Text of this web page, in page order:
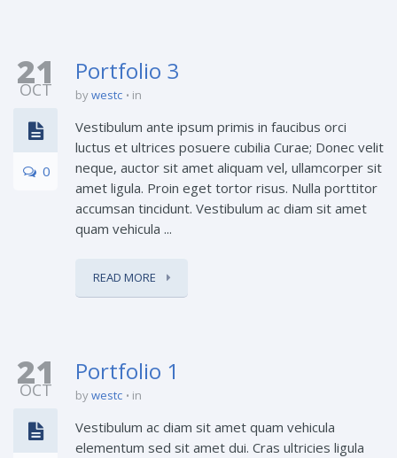
21
OCT
0
Portfolio 3
bywestc in
Vestibulum ante ipsum primis in faucibus orci
luctus et ultrices posuere cubilia Curae; Donec velit
neque, auctor sit amet aliquam vel, ullamcorper sit
amet ligula. Proin eget tortor risus. Nulla porttitor
accumsan tincidunt. Vestibulum ac diam sit amet
quam vehicula ...
READ MORE
21
OCT
Portfolio 1
bywestc in
Vestibulum ac diam sit amet quam vehicula
elementum sed sit amet dui. Cras ultricies ligula